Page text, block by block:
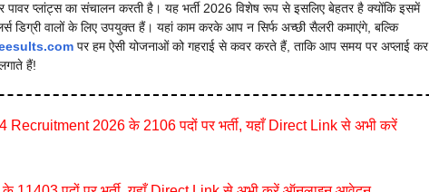
पावर प्लांट्स का संचालन करती है। यह भर्ती 2026 विशेष रूप से इसलिए बेहतर है क्योंकि इसमें
डिग्री वालों के लिए उपयुक्त हैं। यहां काम करके आप न सिर्फ अच्छी सैलरी कमाएंगे, बल्कि
पर हम ऐसी योजनाओं को गहराई से कवर करते हैं, ताकि आप समय पर अप्लाई कर
हैं!
2026 के 2106 पदों पर भर्ती, यहाँ Direct Link से अभी करें